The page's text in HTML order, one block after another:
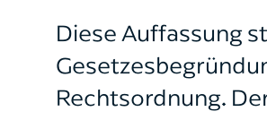
Diese Auffassung
Rechtsordnung.